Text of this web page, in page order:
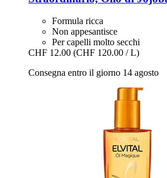
Formula ricca
Non appesantisce
Per capelli molto secchi
CHF 12.00 (CHF 120.00 / L)
Consegna entro il giorno 14 agosto